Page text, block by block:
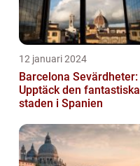
12 januari 2024
Barcelona Sevärdheter:
Upptäck den fantastiska
staden i Spanien